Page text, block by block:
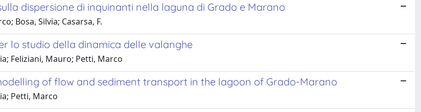
dispersione di inquinanti nella laguna di Grado e Marano
Bosa, Silvia; Casarsa, F.
lo studio della dinamica delle valanghe
Feliziani, Mauro; Petti, Marco
of flow and sediment transport in the lagoon of Grado-Marano
Petti, Marco